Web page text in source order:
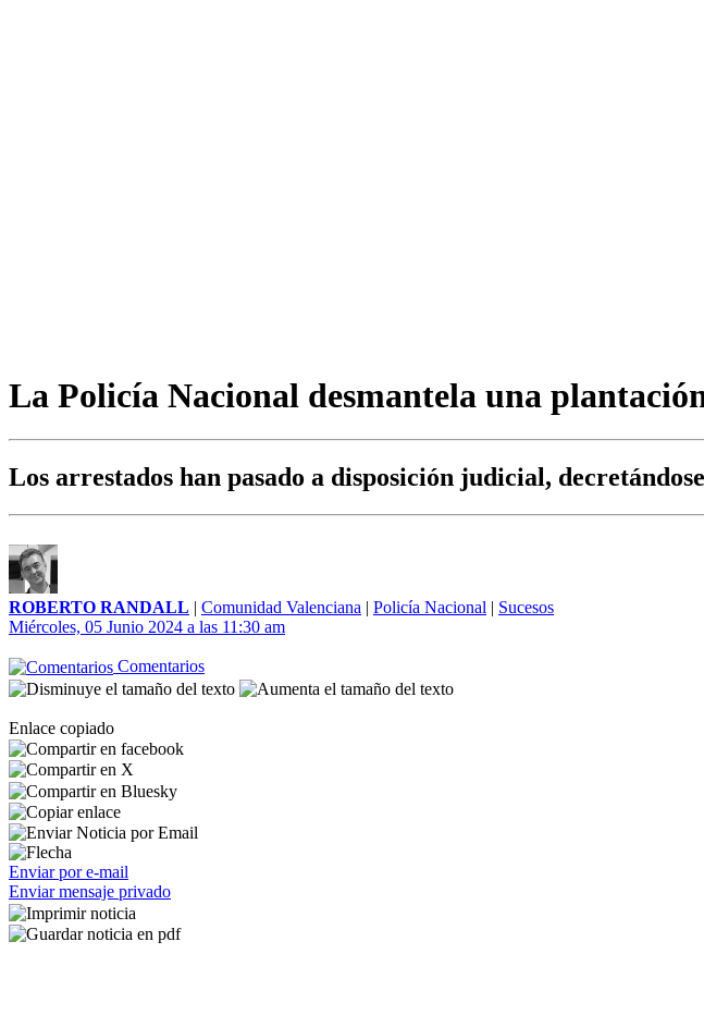
La Policía Nacional desmantela una
Los arrestados han pasado a disposición judicial,
ROBERTO RANDALL | Comunidad Valenciana | Policía Nacional | Sucesos
Miércoles, 05 Junio 2024 a las 11:30 am
Comentarios
Enlace copiado
Enviar por e-mail
Enviar mensaje privado